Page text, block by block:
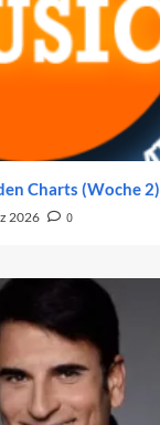
Charts (Woche 2)
2026 0